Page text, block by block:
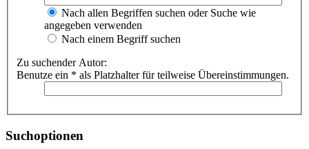
Nach allen Begriffen suchen oder Suche wie
angegeben verwenden
Nach einem Begriff suchen
Zu suchender Autor:
Benutze ein * als Platzhalter für teilweise Übereinstimmungen.
Suchoptionen